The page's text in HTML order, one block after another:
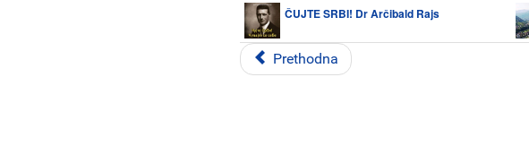
ČUJTE SRBI! Dr Arčibald Rajs
Prethodna